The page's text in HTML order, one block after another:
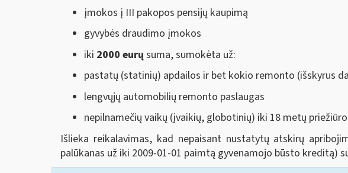
įmokos į III pakopos pensijų kaupimą
gyvybės draudimo įmokos
iki 2000 eurų suma, sumokėta už:
pastatų (statinių) apdailos ir bet kokio remonto (išskyrus
lengvųjų automobilių remonto paslaugas
nepilnamečių vaikų (įvaikių, globotinių) iki 18 metų
Išlieka reikalavimas, kad nepaisant nustatytų atskirų
palūkanas už iki 2009-01-01 paimtą gyvenamojo būsto kreditą)